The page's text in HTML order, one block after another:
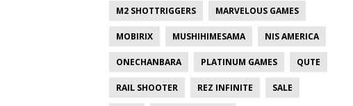
M2 SHOTTRIGGERS MARVELOUS GAMES
MOBIRIX MUSHIHIMESAMA NIS AMERICA
ONECHANBARA PLATINUM GAMES QUTE
RAIL SHOOTER REZ INFINITE SALE